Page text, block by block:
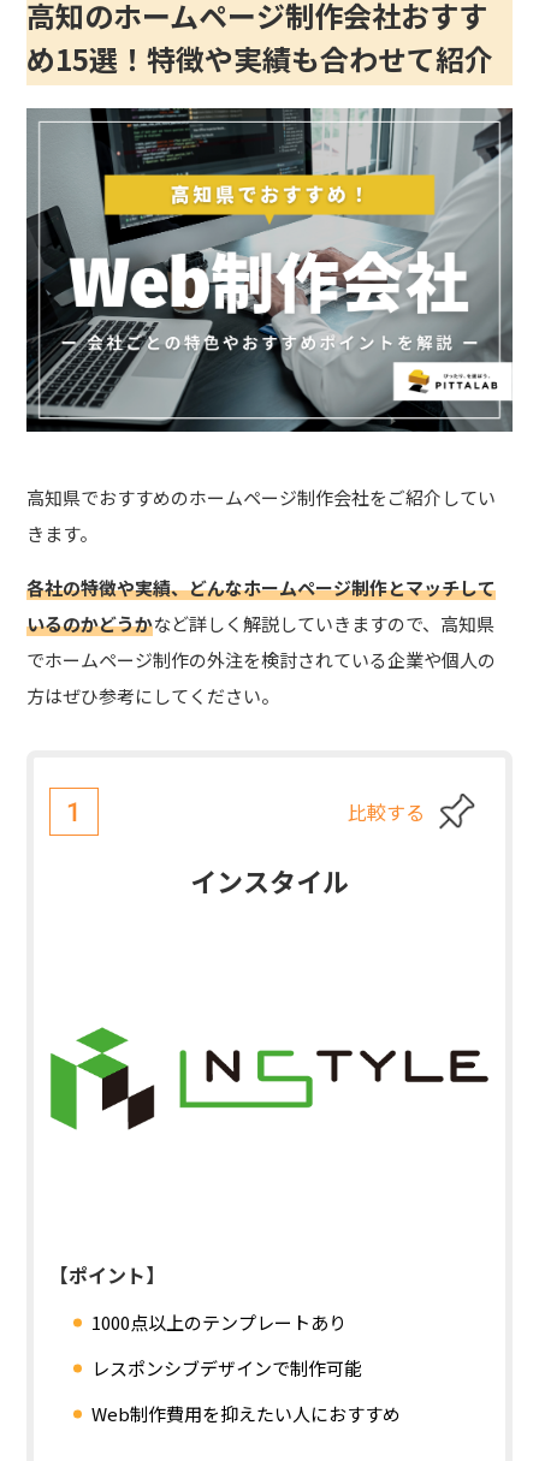
高知のホームページ制作会社おすす
め15選！特徴や実績も合わせて紹介
高知県でおすすめのホームページ制作会社をご紹介してい
きます。
各社の特徴や実績、どんなホームページ制作とマッチして
いるのかどうかなど詳しく解説していきますので、高知県
でホームページ制作の外注を検討されている企業や個人の
方はぜひ参考にしてください。
1 比較する
インスタイル
【ポイント】
1000点以上のテンプレートあり
レスポンシブデザインで制作可能
Web制作費用を抑えたい人におすすめ